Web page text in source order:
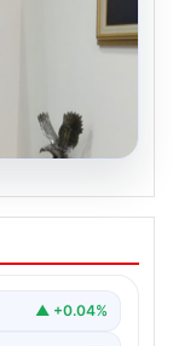
Yeni
yere sahip
▲ +0.04%